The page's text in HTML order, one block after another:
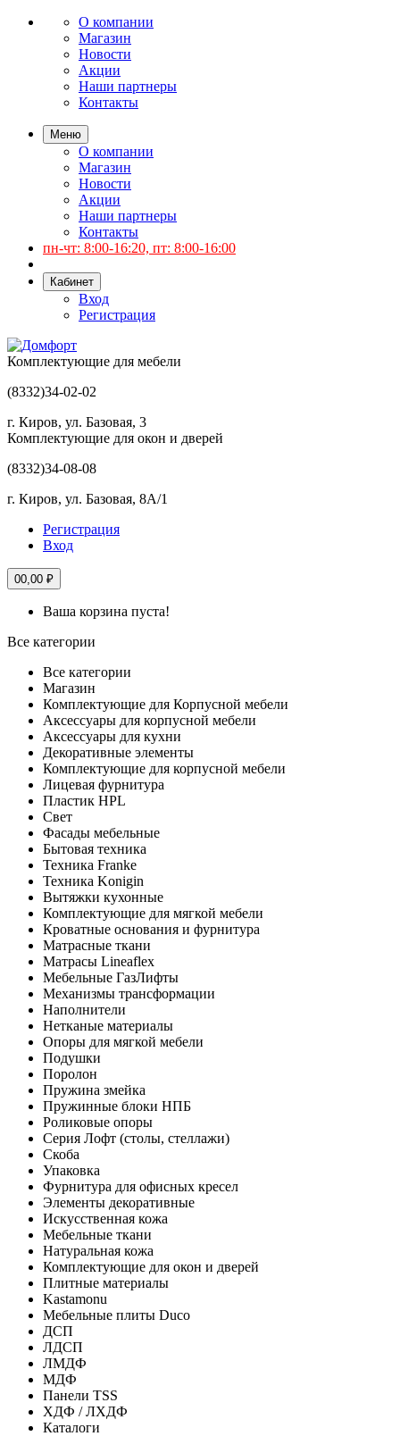
О компании
Магазин
Новости
Акции
Наши партнеры
Контакты
Меню
О компании
Магазин
Новости
Акции
Наши партнеры
Контакты
пн-чт: 8:00-16:20, пт: 8:00-16:00
Кабинет
Вход
Регистрация
Комплектующие для мебели
(8332)34-02-02
г. Киров, ул. Базовая, 3
Комплектующие для окон и дверей
(8332)34-08-08
г. Киров, ул. Базовая, 8А/1
Регистрация
Вход
00,00 ₽
Ваша корзина пуста!
Все категории
Все категории
Магазин
Комплектующие для Корпусной мебели
Аксессуары для корпусной мебели
Аксессуары для кухни
Декоративные элементы
Комплектующие для корпусной мебели
Лицевая фурнитура
Пластик HPL
Свет
Фасады мебельные
Бытовая техника
Техника Franke
Техника Konigin
Вытяжки кухонные
Комплектующие для мягкой мебели
Кроватные основания и фурнитура
Матрасные ткани
Матрасы Lineaflex
Мебельные ГазЛифты
Механизмы трансформации
Наполнители
Нетканые материалы
Опоры для мягкой мебели
Подушки
Поролон
Пружина змейка
Пружинные блоки НПБ
Роликовые опоры
Серия Лофт (столы, стеллажи)
Скоба
Упаковка
Фурнитура для офисных кресел
Элементы декоративные
Искусственная кожа
Мебельные ткани
Натуральная кожа
Комплектующие для окон и дверей
Плитные материалы
Kastamonu
Мебельные плиты Duco
ДСП
ЛДСП
ЛМДФ
МДФ
Панели TSS
ХДФ / ЛХДФ
Каталоги